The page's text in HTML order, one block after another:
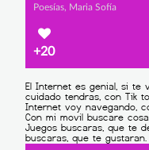
Poesías, Maria Sofía
+20